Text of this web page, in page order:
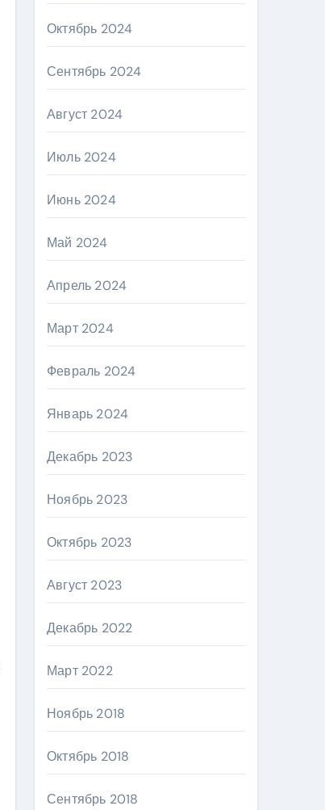
Октябрь 2024
Сентябрь 2024
Август 2024
Июль 2024
Июнь 2024
Май 2024
Апрель 2024
Март 2024
Февраль 2024
Январь 2024
Декабрь 2023
Ноябрь 2023
Октябрь 2023
Август 2023
Декабрь 2022
Март 2022
Ноябрь 2018
Октябрь 2018
Сентябрь 2018